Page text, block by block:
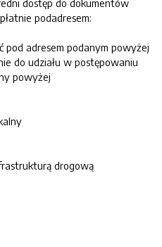
dostęp do dokumentów
podadresem:
pod adresem podanym powyżej
do udziału w postępowaniu
powyżej
drogową